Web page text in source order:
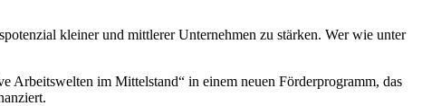
kleiner und mittlerer Unternehmen zu stärken. Wer wie unter
im Mittelstand“ in einem neuen Förderprogramm, das